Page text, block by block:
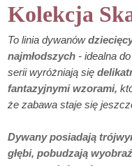
Kolekcja
To linia dywanów
najmłodszych - idealna
serii wyróżniają się
fantazyjnymi wzorami,
że zabawa staje się
Dywany posiadają
głębi, pobudzają